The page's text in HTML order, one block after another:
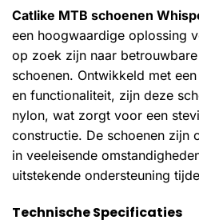
Catlike MTB schoenen
een hoogwaardige oplossing
op zoek zijn naar
schoenen. Ontwikkeld met
en functionaliteit, zijn deze
nylon, wat zorgt voor een
constructie. De schoenen zijn
in veeleisende
uitstekende ondersteuning
Technische Specificaties